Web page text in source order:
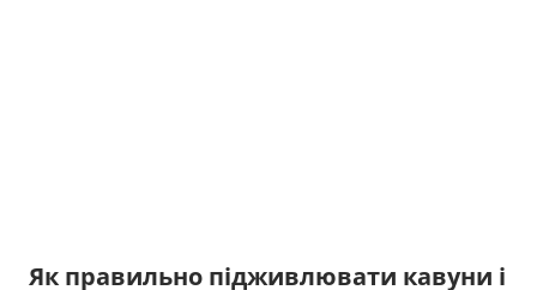
Як правильно підживлювати кавуни і